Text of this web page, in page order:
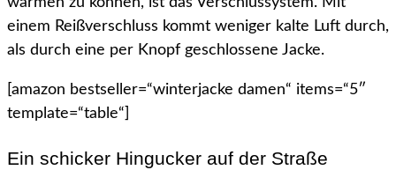
einem Reißverschluss kommt weniger kalte Luft durch,
als durch eine per Knopf geschlossene Jacke.
[amazon bestseller=“winterjacke damen“ items=“5″
template=“table“]
Ein schicker Hingucker auf der Straße